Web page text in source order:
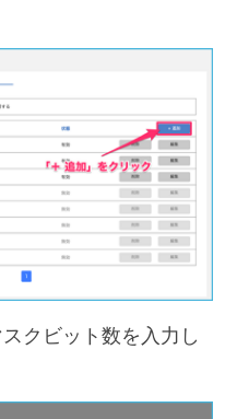
クビット数を入力し